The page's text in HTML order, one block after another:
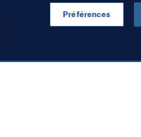
Préférences